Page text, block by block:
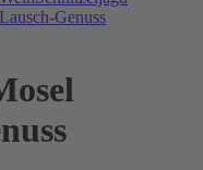
Genuss